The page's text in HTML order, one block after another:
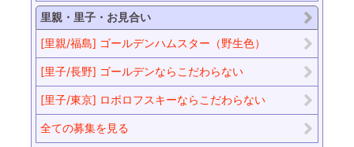
里親・里子・お見合い
[里親/福島] ゴールデンハムスター（野生色）
[里子/長野] ゴールデンならこだわらない
[里子/東京] ロボロフスキーならこだわらない
全ての募集を見る